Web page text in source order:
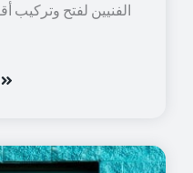
الفنيين لفتح وتركيب